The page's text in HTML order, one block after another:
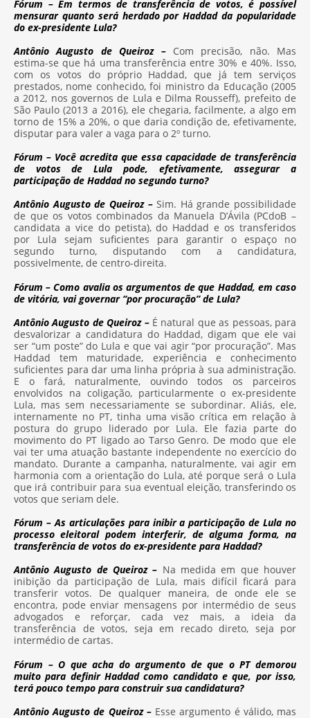
Fórum – Em termos de transferência de votos, é possível
mensurar quanto será herdado por Haddad da popularidade
do ex-presidente Lula?
Antônio Augusto de Queiroz –
Com precisão, não. Mas
estima-se que há uma transferência entre 30% e 40%. Isso,
com os votos do próprio Haddad, que já tem serviços
prestados, nome conhecido, foi ministro da Educação (2005
a 2012, nos governos de Lula e Dilma Rousseff), prefeito de
São Paulo (2013 a 2016), ele chegaria, facilmente, a algo em
torno de 15% a 20%, o que daria condição de, efetivamente,
disputar para valer a vaga para o 2º turno.
Fórum – Você acredita que essa capacidade de transferência
de votos de Lula pode, efetivamente, assegurar a
participação de Haddad no segundo turno?
Antônio Augusto de Queiroz – Sim. Há grande possibilidade
de que os votos combinados da Manuela D’Ávila (PCdoB –
candidata a vice do petista), do Haddad e os transferidos
por Lula sejam suficientes para garantir o espaço no
segundo turno, disputando com a candidatura,
possivelmente, de centro-direita.
Fórum – Como avalia os argumentos de que Haddad, em caso
de vitória, vai governar “por procuração” de Lula?
Antônio Augusto de Queiroz – É natural que as pessoas, para
desvalorizar a candidatura do Haddad, digam que ele vai
ser “um poste” do Lula e que vai agir “por procuração”. Mas
Haddad tem maturidade, experiência e conhecimento
suficientes para dar uma linha própria à sua administração.
E o fará, naturalmente, ouvindo todos os parceiros
envolvidos na coligação, particularmente o ex-presidente
Lula, mas sem necessariamente se subordinar. Aliás, ele,
internamente no PT, tinha uma visão crítica em relação à
postura do grupo liderado por Lula. Ele fazia parte do
movimento do PT ligado ao Tarso Genro. De modo que ele
vai ter uma atuação bastante independente no exercício do
mandato. Durante a campanha, naturalmente, vai agir em
harmonia com a orientação do Lula, até porque será o Lula
que irá contribuir para sua eventual eleição, transferindo os
votos que seriam dele.
Fórum – As articulações para inibir a participação de Lula no
processo eleitoral podem interferir, de alguma forma, na
transferência de votos do ex-presidente para Haddad?
Antônio Augusto de Queiroz – Na medida em que houver
inibição da participação de Lula, mais difícil ficará para
transferir votos. De qualquer maneira, de onde ele se
encontra, pode enviar mensagens por intermédio de seus
advogados e reforçar, cada vez mais, a ideia da
transferência de votos, seja em recado direto, seja por
intermédio de cartas.
Fórum – O que acha do argumento de que o PT demorou
muito para definir Haddad como candidato e que, por isso,
terá pouco tempo para construir sua candidatura?
Antônio Augusto de Queiroz – Esse argumento é válido, mas